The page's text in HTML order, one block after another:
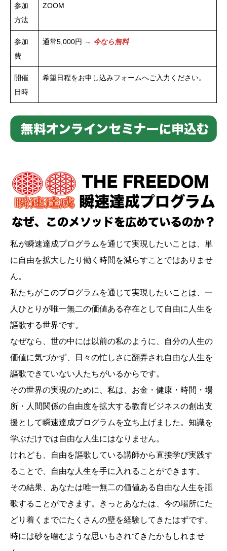
参加
方法
ZOOM
参加
費
通常5,000円 → 今なら無料
開催
日時
希望日程をお申し込みフォームへご入力ください。
私が瞬速達成プログラムを通じて実現したいことは、単
に自由を拡大したり働く時間を減らすことではありませ
ん。
私たちがこのプログラムを通じて実現したいことは、一
人ひとりが唯一無二の価値ある存在として自由に人生を
謳歌する世界です。
なぜなら、世の中には以前の私のように、自分の人生の
価値に気づかず、日々の忙しさに翻弄され自由な人生を
謳歌できていない人たちがいるからです。
その世界の実現のために、私は、お金・健康・時間・場
所・人間関係の自由度を拡大する教育ビジネスの創出支
援として瞬速達成プログラムを立ち上げました。知識を
学ぶだけでは自由な人生にはなりません。
けれども、自由を謳歌している講師から直接学び実践す
ることで、自由な人生を手に入れることができます。
その結果、あなたは唯一無二の価値ある自由な人生を謳
歌することができます。きっとあなたは、今の場所にた
どり着くまでにたくさんの壁を経験してきたはずです。
時には砂を噛むような思いもされてきたかもしれませ